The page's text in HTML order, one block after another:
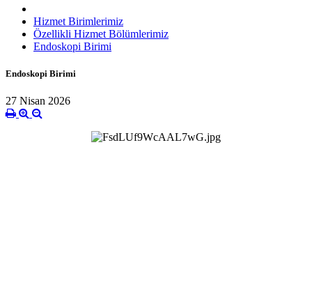
Hizmet Birimlerimiz
Özellikli Hizmet Bölümlerimiz
Endoskopi Birimi
Endoskopi Birimi
27 Nisan 2026